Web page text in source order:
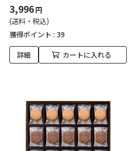
3,996円
(送料・税込)
獲得ポイント : 39
詳細 カートに入れる